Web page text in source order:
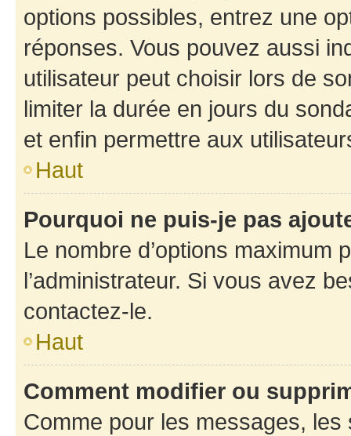
options possibles, entrez une
réponses. Vous pouvez aussi
utilisateur peut choisir lors de
limiter la durée en jours du
et enfin permettre aux
Haut
Pourquoi ne puis-je pas
Le nombre d’options maximum
l’administrateur. Si vous avez
contactez-le.
Haut
Comment modifier ou
Comme pour les messages,